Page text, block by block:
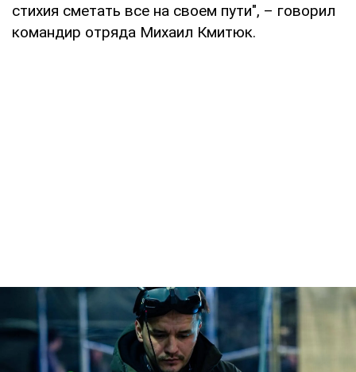
стихия сметать все на своем пути", – говорил
командир отряда Михаил Кмитюк.